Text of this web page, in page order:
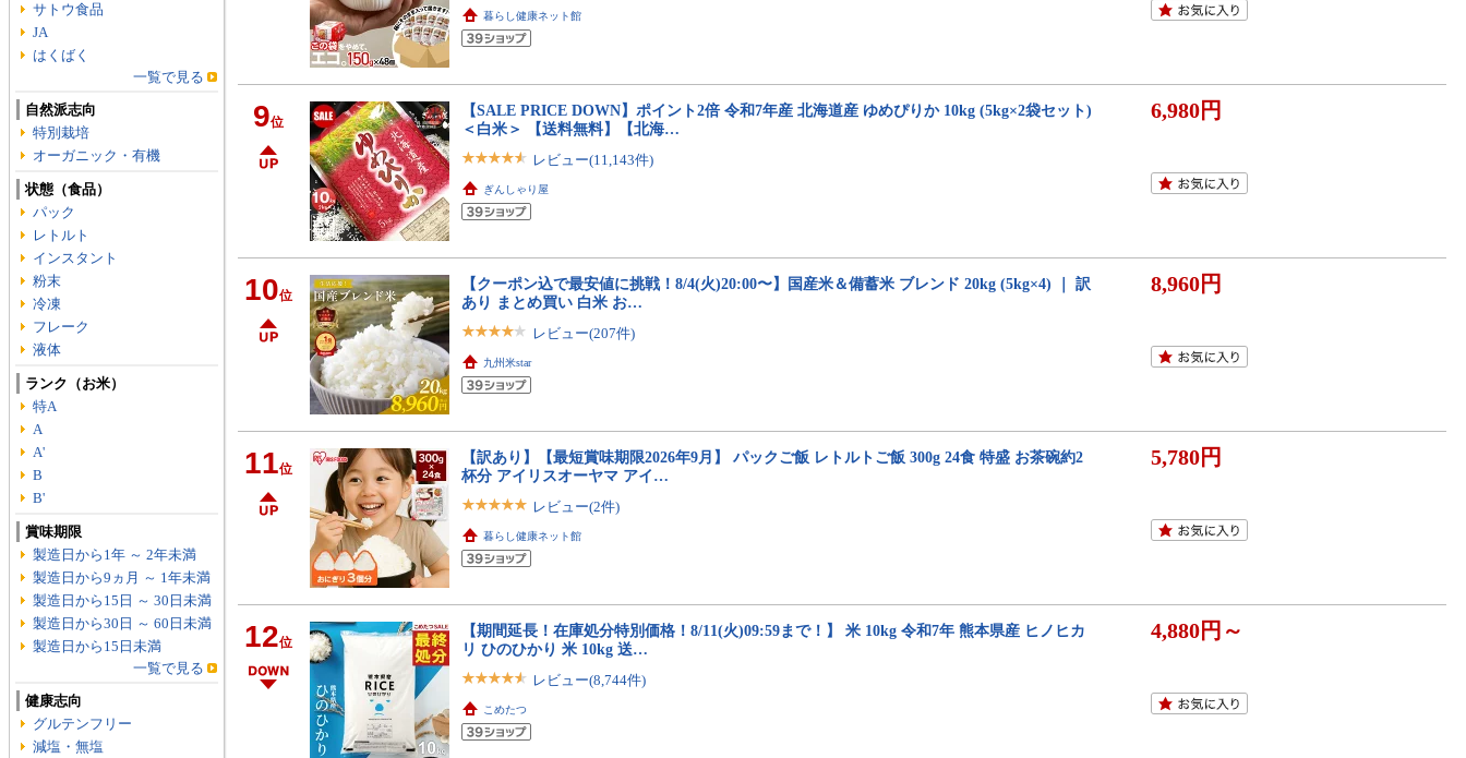
暮らし健康ネット館
9位
【SALE PRICE DOWN】ポイント2倍 令和7年産 北海道産 ゆめぴりか 10kg (5kg×2袋セット)
＜白米＞ 【送料無料】【北海…
レビュー(11,143件)
ぎんしゃり屋
6,980円
10位
【クーポン込で最安値に挑戦！8/4(火)20:00〜】国産米＆備蓄米 ブレンド 20kg (5kg×4) ｜ 訳
あり まとめ買い 白米 お…
レビュー(207件)
九州米star
8,960円
11位
【訳あり】【最短賞味期限2026年9月】 パックご飯 レトルトご飯 300g 24食 特盛 お茶碗約2
杯分 アイリスオーヤマ アイ…
レビュー(2件)
暮らし健康ネット館
5,780円
12位
【期間延長！在庫処分特別価格！8/11(火)09:59まで！】 米 10kg 令和7年 熊本県産 ヒノヒカ
リ ひのひかり 米 10kg 送…
レビュー(8,744件)
こめたつ
4,880円～
サトウ食品
JA
はくばく
一覧で見る
自然派志向
特別栽培
オーガニック・有機
状態（食品）
パック
レトルト
インスタント
粉末
冷凍
フレーク
液体
ランク（お米）
特A
A
A'
B
B'
賞味期限
製造日から1年 ～ 2年未満
製造日から9ヵ月 ～ 1年未満
製造日から15日 ～ 30日未満
製造日から30日 ～ 60日未満
製造日から15日未満
一覧で見る
健康志向
グルテンフリー
減塩・無塩